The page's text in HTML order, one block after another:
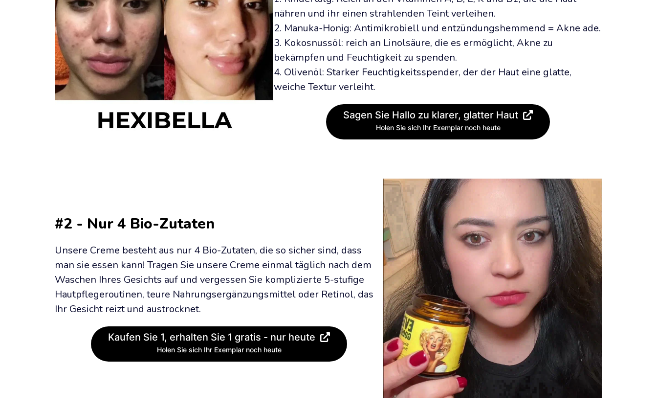
nähren und ihr einen strahlenden Teint verleihen.
2. Manuka-Honig: Antimikrobiell und entzündungshemmend = Akne ade.
3. Kokosnussöl: reich an Linolsäure, die es ermöglicht, Akne zu
bekämpfen und Feuchtigkeit zu spenden.
4. Olivenöl: Starker Feuchtigkeitsspender, der der Haut eine glatte,
weiche Textur verleiht.
Sagen Sie Hallo zu klarer, glatter Haut
Holen Sie sich Ihr Exemplar noch heute
#2 - Nur 4 Bio-Zutaten
Unsere Creme besteht aus nur 4 Bio-Zutaten, die so sicher sind, dass
man sie essen kann! Tragen Sie unsere Creme einmal täglich nach dem
Waschen Ihres Gesichts auf und vergessen Sie komplizierte 5-stufige
Hautpflegeroutinen, teure Nahrungsergänzungsmittel oder Retinol, das
Ihr Gesicht reizt und austrocknet.
Kaufen Sie 1, erhalten Sie 1 gratis - nur heute
Holen Sie sich Ihr Exemplar noch heute